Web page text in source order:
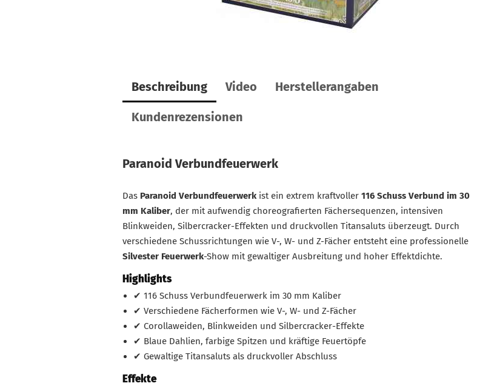
Beschreibung Video Herstellerangaben
Kundenrezensionen
Paranoid Verbundfeuerwerk
Das Paranoid Verbundfeuerwerkist ein extrem kraftvoller 116 Schuss Verbund im 30
mm Kaliber, der mit aufwendig choreografierten Fächersequenzen, intensiven
Blinkweiden, Silbercracker-Effekten und druckvollen Titansaluts überzeugt. Durch
verschiedene Schussrichtungen wie V-, W- und Z-Fächer entsteht eine professionelle
Silvester Feuerwerk-Show mit gewaltiger Ausbreitung und hoher Effektdichte.
Highlights
✔ 116 Schuss Verbundfeuerwerk im 30 mm Kaliber
✔ Verschiedene Fächerformen wie V-, W- und Z-Fächer
✔ Corollaweiden, Blinkweiden und Silbercracker-Effekte
✔ Blaue Dahlien, farbige Spitzen und kräftige Feuertöpfe
✔ Gewaltige Titansaluts als druckvoller Abschluss
Effekte